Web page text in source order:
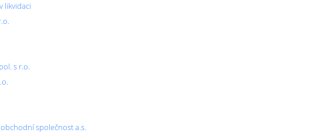
likvidaci
s r.o.
společnost a.s.